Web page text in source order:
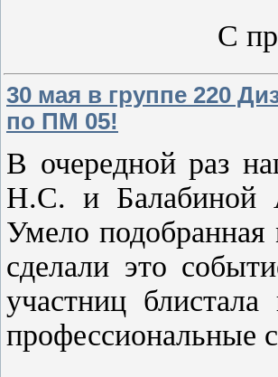
С
30 мая в группе 220
по ПМ 05!
В очередной раз
Н.С. и Балабиной
Умело подобранная
сделали это
участниц
профессиональные